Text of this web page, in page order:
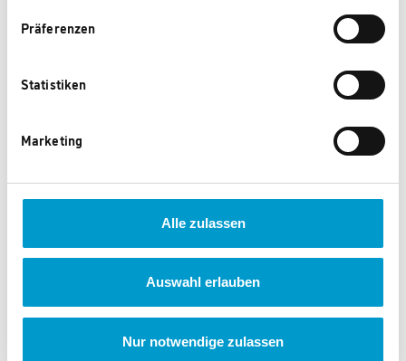
Präferenzen
Statistiken
Marketing
Alle zulassen
Auswahl erlauben
Nur notwendige zulassen
078644 TREND2026 PA 1
0 Punkte
078643 TREND2026 NA 2
0 Punkte